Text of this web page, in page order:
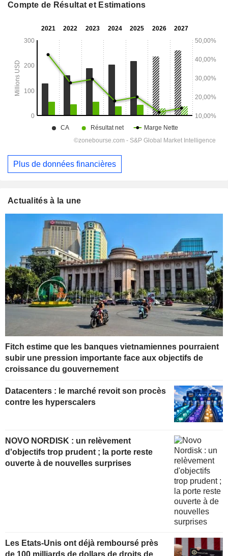
Compte de Résultat et Estimations
Plus de données financières
Actualités à la une
Fitch estime que les banques vietnamiennes pourraient
subir une pression importante face aux objectifs de
croissance du gouvernement
Datacenters : le marché revoit son procès
contre les hyperscalers
NOVO NORDISK : un relèvement
d'objectifs trop prudent ; la porte reste
ouverte à de nouvelles surprises
Les Etats-Unis ont déjà remboursé près
de 100 milliards de dollars de droits de